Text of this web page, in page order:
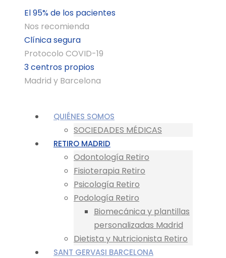
El 95% de los pacientes
Nos recomienda
Clínica segura
Protocolo COVID-19
3 centros propios
Madrid y Barcelona
QUIÉNES SOMOS
SOCIEDADES MÉDICAS
RETIRO MADRID
Odontología Retiro
Fisioterapia Retiro
Psicología Retiro
Podología Retiro
Biomecánica y plantillas
personalizadas Madrid
Dietista y Nutricionista Retiro
SANT GERVASI BARCELONA